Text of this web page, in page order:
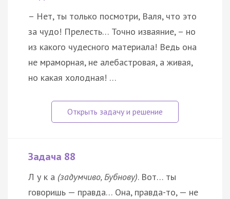
– Нет, ты только посмотри, Валя, что это
за чудо! Прелесть… Точно изваяние, – но
из какого чудесного материала! Ведь она
не мраморная, не алебастровая, а живая,
но какая холодная! …
Задача 88
Л у к а (задумчиво, Бубнову). Вот… ты
говоришь — правда… Она, правда-то, — не